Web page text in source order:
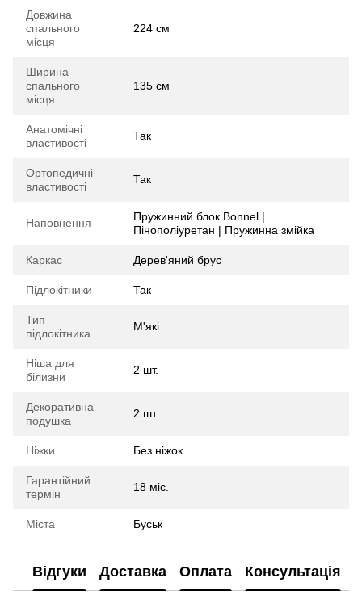
Довжина
спального
місця
224 см
Ширина
спального
місця
135 см
Анатомічні
властивості
Так
Ортопедичні
властивості
Так
Наповнення
Пружинний блок Bonnel |
Пінополіуретан | Пружинна змійка
Каркас Дерев'яний брус
Підлокітники Так
Тип
підлокітника
М'які
Ніша для
білизни
2 шт.
Декоративна
подушка
2 шт.
Ніжки Без ніжок
Гарантійний
термін
18 міс.
Міста Буськ
Відгуки Доставка Оплата Консультація